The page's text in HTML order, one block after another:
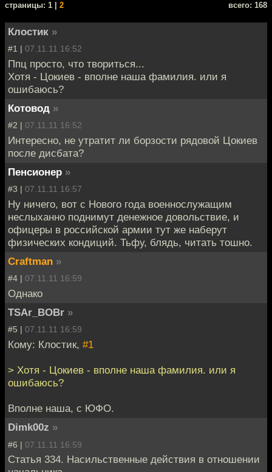
cтраницы: 1 | 2 всего: 168
Клостик »
#1 | 07.11.11 16:52
Ппц просто, что твориться...
Хотя - Цокиев - вполне наша фамилия. или я
ошибаюсь?
Котовод »
#2 | 07.11.11 16:52
Интересно, не утратит ли борзости рядовой Цокиев
после дисбата?
Пенсионер »
#3 | 07.11.11 16:57
Ну ничего, вот с Нового года военнослужащим
неслыханно поднимут денежное довольствие, и
офицеры в российской армии тут же наберут
физических кондиций. Тьфу, блядь, читать тошно.
Craftman »
#4 | 07.11.11 16:59
Однако
TSAr_BOBr »
#5 | 07.11.11 16:59
Кому: Клостик, #1
> Хотя - Цокиев - вполне наша фамилия. или я
ошибаюсь?
Вполне наша, с ЮФО.
Dimk00z »
#6 | 07.11.11 16:59
Статья 334. Насильственные действия в отношении